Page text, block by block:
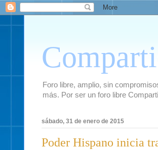
Foro libre, amplio, sin
más. Por ser un foro libre
sábado, 31 de enero de 2015
Poder Hispano inicia